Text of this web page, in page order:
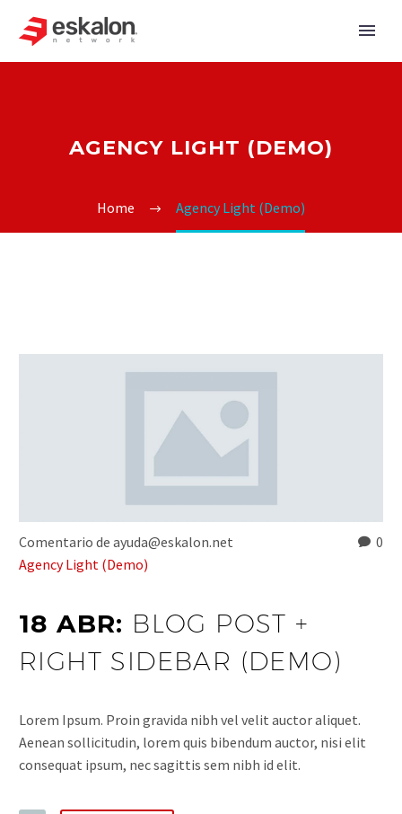
AGENCY LIGHT (DEMO)
Home Agency Light (Demo)
0
Comentario de ayuda@eskalon.net
Agency Light (Demo)
18 ABR: BLOG POST +
RIGHT SIDEBAR (DEMO)
Lorem Ipsum. Proin gravida nibh vel velit auctor aliquet.
Aenean sollicitudin, lorem quis bibendum auctor, nisi elit
consequat ipsum, nec sagittis sem nibh id elit.